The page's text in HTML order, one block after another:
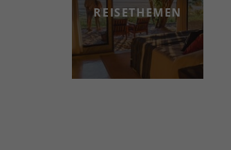
REISETHEMEN